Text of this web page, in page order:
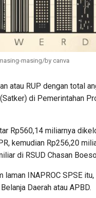
masing/by canva
atau RUP dengan total
di Pemerintahan
Rp560,14 miliarnya
kemudian Rp256,20
di RSUD Chasan
INAPROC SPSE
Daerah atau APBD.